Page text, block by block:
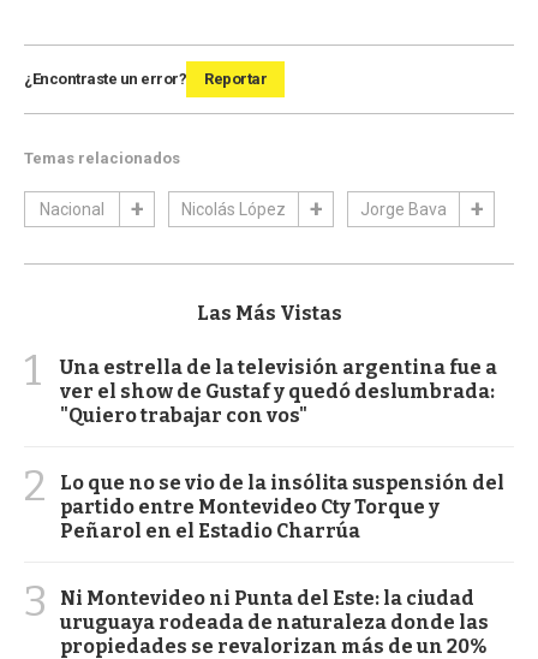
¿Encontraste un error? Reportar
Temas relacionados
Nacional Nicolás López Jorge Bava
Las Más Vistas
1
Una estrella de la televisión argentina fue a
ver el show de Gustaf y quedó deslumbrada:
"Quiero trabajar con vos"
2
Lo que no se vio de la insólita suspensión del
partido entre Montevideo Cty Torque y
Peñarol en el Estadio Charrúa
3
Ni Montevideo ni Punta del Este: la ciudad
uruguaya rodeada de naturaleza donde las
propiedades se revalorizan más de un 20%